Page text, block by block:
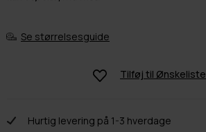
Se størrelsesguide
Tilføj til Ønskeliste
Hurtig levering på 1-3 hverdage